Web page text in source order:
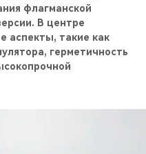
флагманской
В центре
аспекты, такие как
герметичность